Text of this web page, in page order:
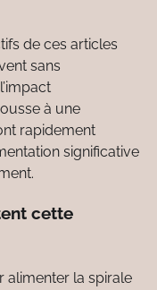
de ces articles
sans
à une
rapidement
significative
cette
alimenter la spirale